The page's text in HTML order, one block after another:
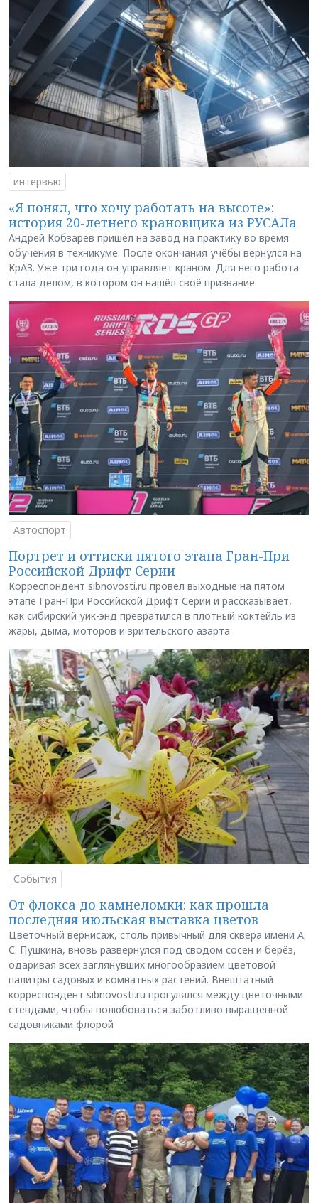
интервью
«Я понял, что хочу работать на высоте»:
история 20-летнего крановщика из РУСАЛа
Андрей Кобзарев пришёл на завод на практику во время
обучения в техникуме. После окончания учёбы вернулся на
КрАЗ. Уже три года он управляет краном. Для него работа
стала делом, в котором он нашёл своё призвание
Автоспорт
Портрет и оттиски пятого этапа Гран-При
Российской Дрифт Серии
Корреспондент sibnovosti.ru провёл выходные на пятом
этапе Гран-При Российской Дрифт Серии и рассказывает,
как сибирский уик-энд превратился в плотный коктейль из
жары, дыма, моторов и зрительского азарта
События
От флокса до камнеломки: как прошла
последняя июльская выставка цветов
Цветочный вернисаж, столь привычный для сквера имени А.
С. Пушкина, вновь развернулся под сводом сосен и берёз,
одаривая всех заглянувших многообразием цветовой
палитры садовых и комнатных растений. Внештатный
корреспондент sibnovosti.ru прогулялся между цветочными
стендами, чтобы полюбоваться заботливо выращенной
садовниками флорой